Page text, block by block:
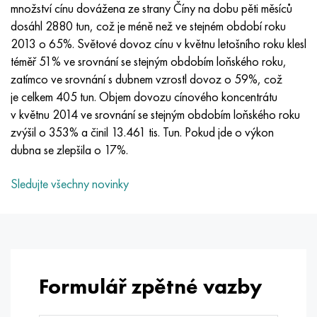
množství cínu dovážena ze strany Číny na dobu pěti měsíců
dosáhl 2880 tun, což je méně než ve stejném období roku
2013 o 65%. Světové dovoz cínu v květnu letošního roku klesl
téměř 51% ve srovnání se stejným obdobím loňského roku,
zatímco ve srovnání s dubnem vzrostl dovoz o 59%, což
je celkem 405 tun. Objem dovozu cínového koncentrátu
v květnu 2014 ve srovnání se stejným obdobím loňského roku
zvýšil o 353% a činil 13.461 tis. Tun. Pokud jde o výkon
dubna se zlepšila o 17%.
Sledujte všechny novinky
Formulář zpětné vazby
Inotherm
incotest
Jette M152
Kobalt 6B
maraging 250
René 41
MP35N
47ND
47НХР
49 KF
49K2F, 49K2FA-VI
Slitina 50N
Slitina 50NP
52K12F
HN62VMYUT
HN62MVKYU
HN63 MB
XN65VM
KhN65VMTYu
KhN67MVTYu
KhN70VMTYu
VT-35
PT-1M
PT-3V
PT-7M
2B
SPT-2 sv
1.4466 - AISI 310MoLn
Slitina Al6xn
15-7Ph® - 1,4532
PH 13-8 Po - 1,4534
1,4542 - 17-4Ph®
Custom 455® - 1.4543 - uns s45500
1,4550 - AISI 347
10X17H13M3T
10X18N18Yu4D
11X11N2V2MF
12Х18Н9Т
13X11N2V2MF
15x11mf
15X16K5N2MVFAB
2,0872, CuNi10Fe1Mn, Cw352h
Silikonový hliníkový bronz
CW301G, C64200
křemíkový bronz
C65500, CuAl11Fe3
C65620, CuSi3Fe2Zn3
c92200, CuSn6Zn4Pb2
Červená mosaz
C84400, CuSn2ZnPb
C83600, CuSn5ZnPb
45G2, 45g2, AISI 1144
Legovaná konstrukční ocel
10g2, 10g2, AISI 1513
12X2H4A, 15NiCr13, 1,5752
AC14, 11SMnPb30
20G, 20mn5
25KhGM, 20CrMo5, 1,7264
Р6М5, 1.3343, hs6-5-2, sw7m
Р6М5К5, 1,3243, hs6-5-2-5
R6M5F3, 1,3344, hs6-5-3
Р9М4К8,1,3207
R12F3, 1,3318, sw12
P18, 1,3355, hs18-0-1, sw18
11G12, 110G13L, X120Mn12